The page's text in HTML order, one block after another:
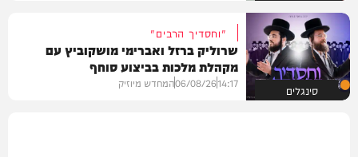
סינגלים
"וחסדיך הרבים"
שרוליק ברזל ואברימי מושקוביץ עם
מקהלת מלכות בביצוע סוחף
14:17
06/08/26המחדש מיוזיק